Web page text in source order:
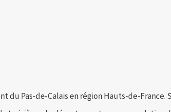
Pas-de-Calais en région Hauts-de-France.